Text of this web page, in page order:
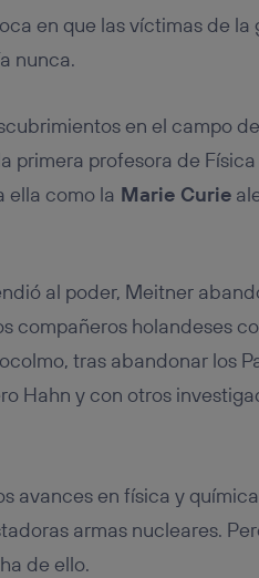
en que las víctimas de
nunca.
en el campo
primera profesora de
ella como la Marie Curie
al poder, Meitner
compañeros holandeses
tras abandonar los
Hahn y con otros
avances en física y
armas nucleares.
de ello.